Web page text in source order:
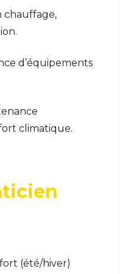
chauffage,
d’équipements
climatique.
(été/hiver)